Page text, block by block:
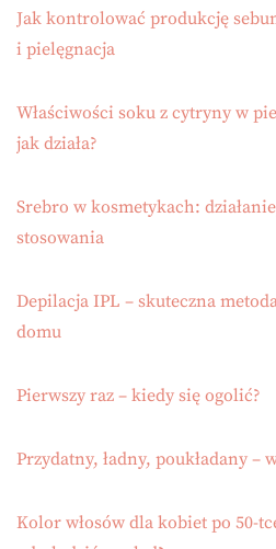
Jak kontrolować produkcję
i pielęgnacja
Właściwości soku z cytryny w
jak działa?
Srebro w kosmetykach:
stosowania
Depilacja IPL – skuteczna
domu
Pierwszy raz – kiedy się ogolić?
Przydatny, ładny, poukładany –
Kolor włosów dla kobiet po 50-